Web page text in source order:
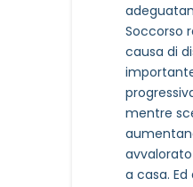
Soccorso
causa di
mentre
a casa.